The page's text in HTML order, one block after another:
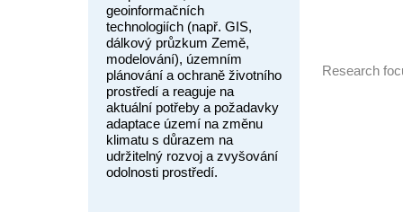
geoinformačních
technologiích (např. GIS,
dálkový průzkum Země,
modelování), územním
plánování a ochraně životního
prostředí a reaguje na
aktuální potřeby a požadavky
adaptace území na změnu
klimatu s důrazem na
udržitelný rozvoj a zvyšování
odolnosti prostředí.
Research